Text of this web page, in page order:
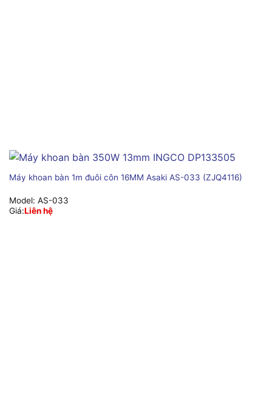
Máy khoan bàn 1m đuôi côn 16MM Asaki AS-033 (ZJQ4116)
Model: AS-033
Giá:Liên hệ